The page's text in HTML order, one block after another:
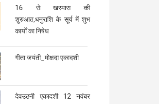
16 से खरमास की
शुरुआत,धनुराशि के सूर्य में शुभ
कार्यों का निषेध
गीता जयंती_मोक्षदा एकादशी
देवउठनी एकादशी 12 नवंबर